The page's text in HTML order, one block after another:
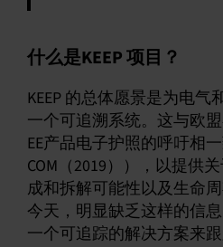
什么是KEEP 项目？
KEEP 的总体愿景是为电气
一个可追溯系统。这与欧
EE产品电子护照的呼吁相
COM（2019）），以提供
成和拆解可能性以及生命
今天，明显缺乏这样的信
一个可追踪的解决方案来跟